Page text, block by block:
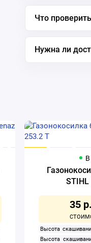
Что
Нужна ли
STIHL
35 р.
Высота
Высота